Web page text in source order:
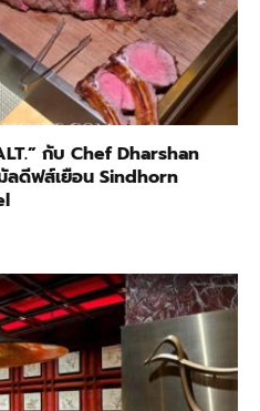
กับ Chef Dharshan
ลดีฟส์เยือน Sindhorn